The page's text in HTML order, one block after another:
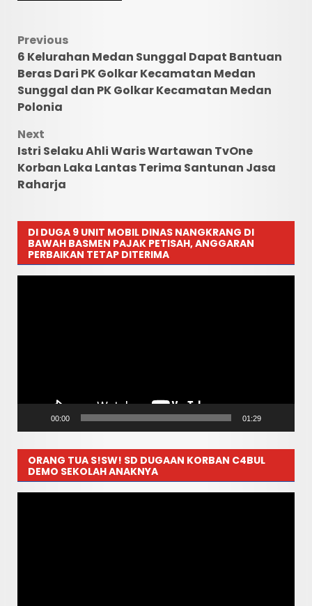
Post
navigation
Previous
6 Kelurahan Medan Sunggal Dapat Bantuan
Beras Dari PK Golkar Kecamatan Medan
Sunggal dan PK Golkar Kecamatan Medan
Polonia
Next
Istri Selaku Ahli Waris Wartawan TvOne
Korban Laka Lantas Terima Santunan Jasa
Raharja
DI DUGA 9 UNIT MOBIL DINAS NANGKRANG DI
BAWAH BASMEN PAJAK PETISAH, ANGGARAN
PERBAIKAN TETAP DITERIMA
00:00 01:29
ORANG TUA S!SW! SD DUGAAN KORBAN C4BUL
DEMO SEKOLAH ANAKNYA